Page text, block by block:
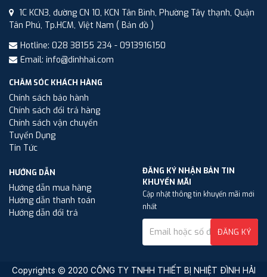
1C KCN3, đường CN 10, KCN Tân Bình, Phường Tây thạnh, Quận
Tân Phú, Tp.HCM, Việt Nam ( Bản đồ )
Hotline: 028 38155 234 - 0913916150
Email: info@dinhhai.com
CHĂM SÓC KHÁCH HÀNG
Chính sách bảo hành
Chính sách đổi trả hàng
Chính sách vận chuyển
Tuyển Dụng
Tin Tức
HƯỚNG DẪN
Hướng dẫn mua hàng
Hướng dẫn thanh toán
Hướng dẫn đổi trả
ĐĂNG KÝ NHẬN BẢN TIN
KHUYẾN MÃI
Cập nhật thông tin khuyến mãi mới
nhất
ĐĂNG KÝ
Copyrights © 2020 CÔNG TY TNHH THIẾT BỊ NHIỆT ĐÌNH HẢI